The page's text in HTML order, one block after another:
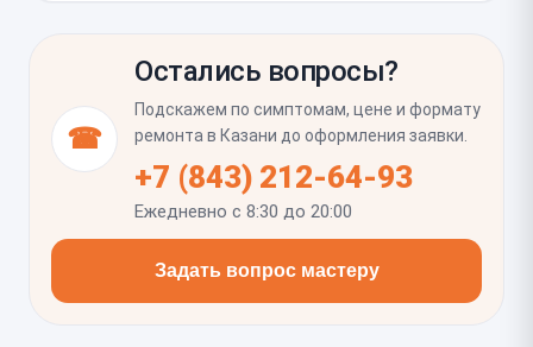
деформирована ли средняя рамка и нет ли следов
как прежде. Важно проверить, не осталось ли
следов перегрева или перекоса в зоне камер, и
дать клею полностью зафиксироваться перед
☎
Остались вопросы?
Подскажем по симптомам, цене и формату
ремонта в Казани до оформления заявки.
+7 (843) 212-64-93
Ежедневно с 8:30 до 20:00
Задать вопрос мастеру